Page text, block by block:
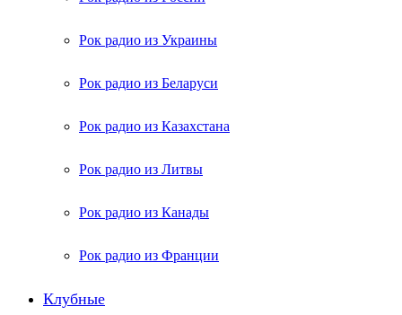
Рок радио из Украины
Рок радио из Беларуси
Рок радио из Казахстана
Рок радио из Литвы
Рок радио из Канады
Рок радио из Франции
Клубные